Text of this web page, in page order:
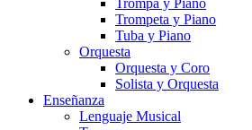
Trompa y Piano
Trompeta y Piano
Tuba y Piano
Orquesta
Orquesta y Coro
Solista y Orquesta
Enseñanza
Lenguaje Musical